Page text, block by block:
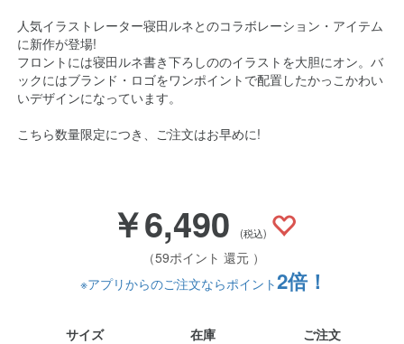
人気イラストレーター寝田ルネとのコラボレーション・アイテム
に新作が登場!
フロントには寝田ルネ書き下ろしののイラストを大胆にオン。バ
ックにはブランド・ロゴをワンポイントで配置したかっこかわい
いデザインになっています。
こちら数量限定につき、ご注文はお早めに!
￥6,490 (税込)
（59ポイント 還元 ）
※アプリからのご注文ならポイント2倍！
サイズ 在庫
ご注文